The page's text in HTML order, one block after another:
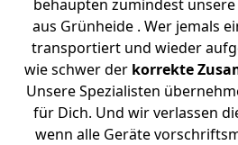
behaupten zumindest
aus Grünheide . Wer jemals
transportiert und wieder
wie schwer der korrekte
Unsere Spezialisten
für Dich. Und wir verlassen
wenn alle Geräte